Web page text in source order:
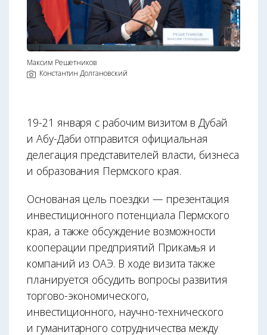
Максим Решетников
Константин Долгановский
19-21 января с рабочим визитом в Дубай
и Абу-Даби отправится официальная
делегация представителей власти, бизнеса
и образования Пермского края.
Основаная цель поездки — презентация
инвестиционного потенциала Пермского
края, а также обсуждение возможности
кооперации предприятий Прикамья и
компаний из ОАЭ. В ходе визита также
планируется обсудить вопросы развития
торгово-экономического,
инвестиционного, научно-технического
и гуманитарного сотрудничества между